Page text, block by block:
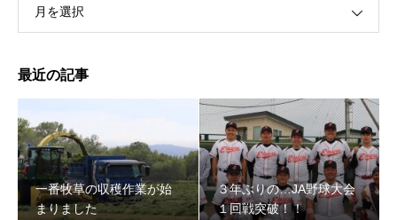
３年ぶりの…JA野球大会１回戦突破！！
月を選択
最近の記事
一番牧草の収穫作業が始
まりました
３年ぶりの…JA野球大会
１回戦突破！！